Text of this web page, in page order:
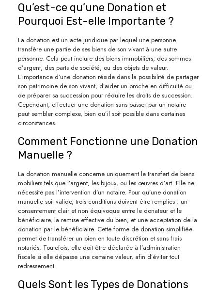
Qu’est-ce qu’une Donation et
Pourquoi Est-elle Importante ?
La donation est un acte juridique par lequel une personne
transfère une partie de ses biens de son vivant à une autre
personne. Cela peut inclure des biens immobiliers, des sommes
d’argent, des parts de société, ou des objets de valeur.
L’importance d’une donation réside dans la possibilité de partager
son patrimoine de son vivant, d’aider un proche en difficulté ou
de préparer sa succession pour réduire les droits de succession.
Cependant, effectuer une donation sans passer par un notaire
peut sembler complexe, bien qu’il soit possible dans certaines
circonstances.
Comment Fonctionne une Donation
Manuelle ?
La donation manuelle concerne uniquement le transfert de biens
mobiliers tels que l’argent, les bijoux, ou les œuvres d’art. Elle ne
nécessite pas l’intervention d’un notaire. Pour qu’une donation
manuelle soit valide, trois conditions doivent être remplies : un
consentement clair et non équivoque entre le donateur et le
bénéficiaire, la remise effective du bien, et une acceptation de la
donation par le bénéficiaire. Cette forme de donation simplifiée
permet de transférer un bien en toute discrétion et sans frais
notariés. Toutefois, elle doit être déclarée à l’administration
fiscale si elle dépasse une certaine valeur, afin d’éviter tout
redressement.
Quels Sont les Types de Donations